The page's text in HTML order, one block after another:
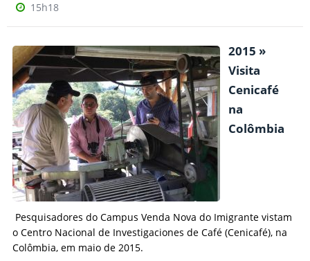
15h18
2015 »
Visita
Cenicafé
na
Colômbia
Pesquisadores do Campus Venda Nova do Imigrante vistam
o Centro Nacional de Investigaciones de Café (Cenicafé), na
Colômbia, em maio de 2015.